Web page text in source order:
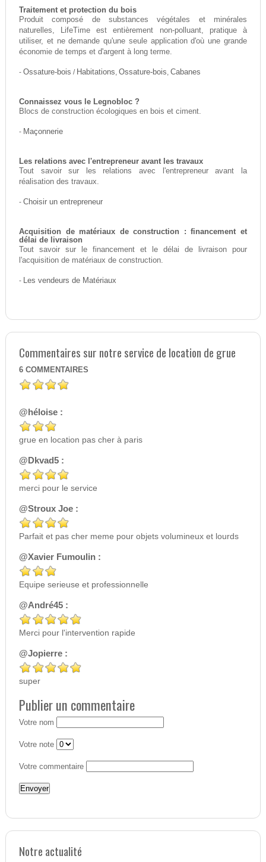
Traitement et protection du bois
Produit composé de substances végétales et minérales
naturelles, LifeTime est entièrement non-polluant, pratique à
utiliser, et ne demande qu'une seule application d'où une grande
économie de temps et d'argent à long terme.
- Ossature-bois / Habitations, Ossature-bois, Cabanes
Connaissez vous le Legnobloc ?
Blocs de construction écologiques en bois et ciment.
- Maçonnerie
Les relations avec l'entrepreneur avant les travaux
Tout savoir sur les relations avec l'entrepreneur avant la
réalisation des travaux.
- Choisir un entrepreneur
Acquisition de matériaux de construction : financement et
délai de livraison
Tout savoir sur le financement et le délai de livraison pour
l'acquisition de matériaux de construction.
- Les vendeurs de Matériaux
Commentaires sur notre service de location de grue
6 COMMENTAIRES
@héloise :
grue en location pas cher à paris
@Dkvad5 :
merci pour le service
@Stroux Joe :
Parfait et pas cher meme pour objets volumineux et lourds
@Xavier Fumoulin :
Equipe serieuse et professionnelle
@André45 :
Merci pour l'intervention rapide
@Jopierre :
super
Publier un commentaire
Votre nom
Votre note
Votre commentaire
Notre actualité